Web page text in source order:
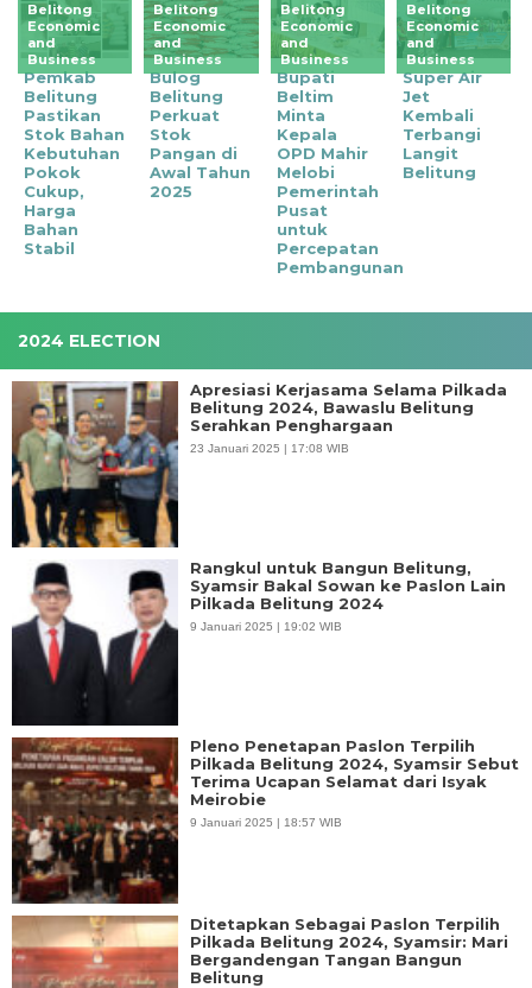
Belitong
Economic
and
Business
Pemkab
Belitung
Pastikan
Stok Bahan
Kebutuhan
Pokok
Cukup,
Harga
Bahan
Stabil
Belitong
Economic
and
Business
Bulog
Belitung
Perkuat
Stok
Pangan di
Awal Tahun
2025
Belitong
Economic
and
Business
Bupati
Beltim
Minta
Kepala
OPD Mahir
Melobi
Pemerintah
Pusat
untuk
Percepatan
Pembangunan
Belitong
Economic
and
Business
Super Air
Jet
Kembali
Terbangi
Langit
Belitung
2024 ELECTION
Apresiasi Kerjasama Selama Pilkada
Belitung 2024, Bawaslu Belitung
Serahkan Penghargaan
23 Januari 2025 | 17:08 WIB
Rangkul untuk Bangun Belitung,
Syamsir Bakal Sowan ke Paslon Lain
Pilkada Belitung 2024
9 Januari 2025 | 19:02 WIB
Pleno Penetapan Paslon Terpilih
Pilkada Belitung 2024, Syamsir Sebut
Terima Ucapan Selamat dari Isyak
Meirobie
9 Januari 2025 | 18:57 WIB
Ditetapkan Sebagai Paslon Terpilih
Pilkada Belitung 2024, Syamsir: Mari
Bergandengan Tangan Bangun
Belitung